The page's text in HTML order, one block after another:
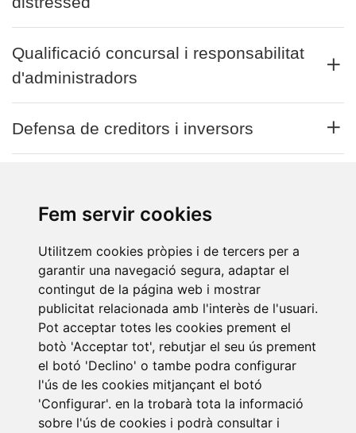
Fem servir cookies
Utilitzem cookies pròpies i de tercers per a
garantir una navegació segura, adaptar el
contingut de la página web i mostrar
publicitat relacionada amb l'interès de l'usuari.
Pot acceptar totes les cookies prement el
botò 'Acceptar tot', rebutjar el seu ús prement
el botó 'Declino' o tambe podra configurar
l'ús de les cookies mitjançant el botó
'Configurar'. en la trobarà tota la informació
sobre l'ús de cookies i podrà consultar i
Qualificació concursal i responsabilitat
d'administradors
Defensa de creditors i inversors
Experiència en
Concursal